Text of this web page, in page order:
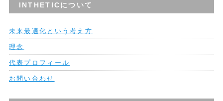
INTHETICについて
未来最適化という考え方
理念
代表プロフィール
お問い合わせ